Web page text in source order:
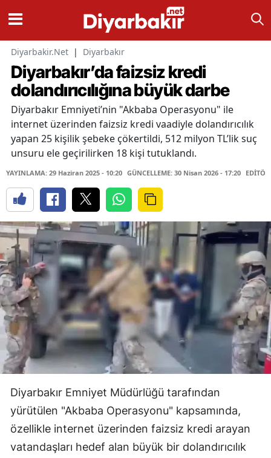
Diyarbakir.Net | Diyarbakır
Diyarbakır’da faizsiz kredi
dolandırıcılığına büyük darbe
Diyarbakır Emniyeti’nin "Akbaba Operasyonu" ile
internet üzerinden faizsiz kredi vaadiyle dolandırıcılık
yapan 25 kişilik şebeke çökertildi, 512 milyon TL’lik suç
unsuru ele geçirilirken 18 kişi tutuklandı.
YAYINLAMA: 29 Haziran 2025 - 10:20 GÜNCELLEME: 30 Nisan 2026 - 17:20
Diyarbakır Emniyet Müdürlüğü tarafından
yürütülen "Akbaba Operasyonu" kapsamında,
özellikle internet üzerinden faizsiz kredi arayan
vatandaşları hedef alan büyük bir dolandırıcılık